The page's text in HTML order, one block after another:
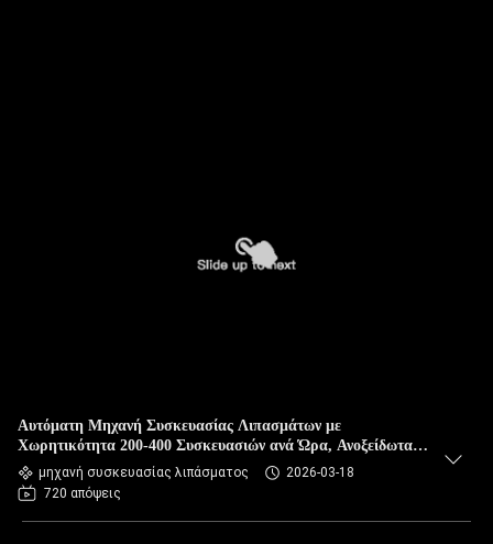
Αυτόματη Μηχανή Συσκευασίας Λιπασμάτων με
Χωρητικότητα 200-400 Συσκευασιών ανά Ώρα, Ανοξείδωτα
Μέρη Επαφής και Κατανάλωση Ισχύος 4,5kw
μηχανή συσκευασίας λιπάσματος
2026-03-18
720 απόψεις